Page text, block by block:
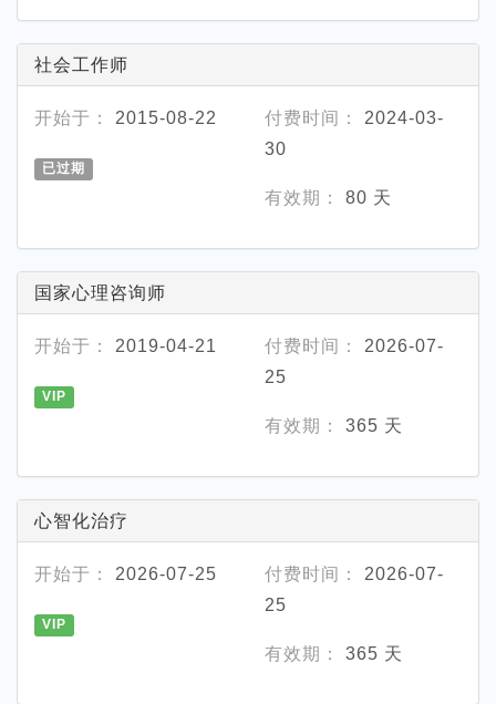
社会工作师
开始于： 2015-08-22
已过期
付费时间：
2024-03-
30
有效期： 80 天
国家心理咨询师
开始于： 2019-04-21
VIP
付费时间：
2026-07-
25
有效期： 365 天
心智化治疗
开始于： 2026-07-25
VIP
付费时间：
2026-07-
25
有效期： 365 天